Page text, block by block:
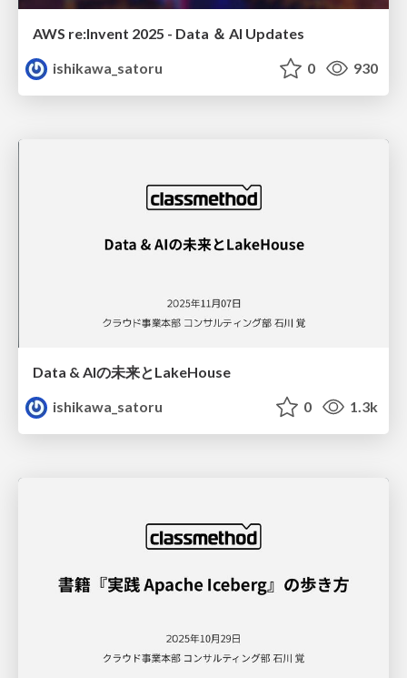
AWS re:Invent 2025 - Data ＆ AI Updates
ishikawa_satoru
0 930
Data & AIの未来とLakeHouse
ishikawa_satoru
0 1.3k